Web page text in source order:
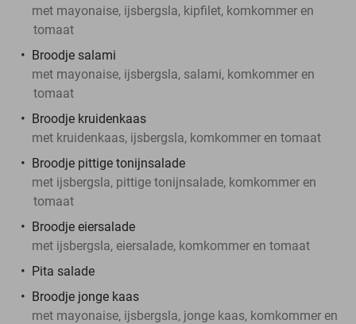
met mayonaise, ijsbergsla, kipfilet, komkommer en
tomaat
Broodje salami
met mayonaise, ijsbergsla, salami, komkommer en
tomaat
Broodje kruidenkaas
met kruidenkaas, ijsbergsla, komkommer en tomaat
Broodje pittige tonijnsalade
met ijsbergsla, pittige tonijnsalade, komkommer en
tomaat
Broodje eiersalade
met ijsbergsla, eiersalade, komkommer en tomaat
Pita salade
Broodje jonge kaas
met mayonaise, ijsbergsla, jonge kaas, komkommer en